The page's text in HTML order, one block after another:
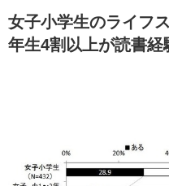
女子小学生のライフ
年生4割以上が読書